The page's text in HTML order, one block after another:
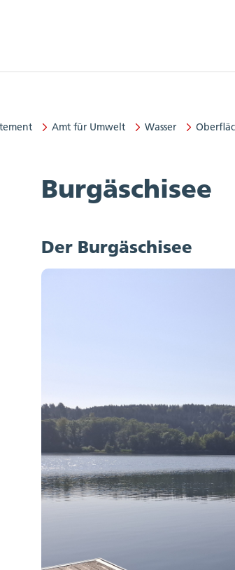
Amt für Umwelt Wasser
Umwelt
Burgäschisee
Der Burgäschisee